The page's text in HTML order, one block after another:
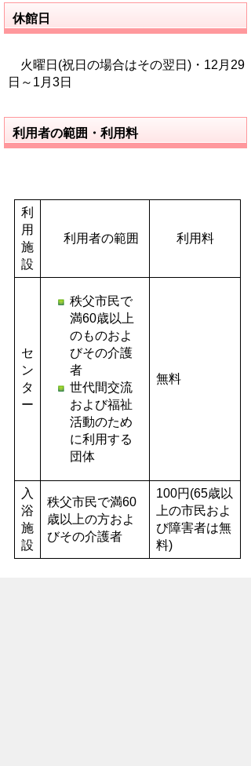
休館日
火曜日(祝日の場合はその翌日)・12月29
日～1月3日
利用者の範囲・利用料
利
用
施
設
利用者の範囲 利用料
セ
ン
タ
ー
秩父市民で
満60歳以上
のものおよ
びその介護
者
世代間交流
および福祉
活動のため
に利用する
団体
無料
入
浴
施
設
秩父市民で満60
歳以上の方およ
びその介護者
100円(65歳以
上の市民およ
び障害者は無
料)